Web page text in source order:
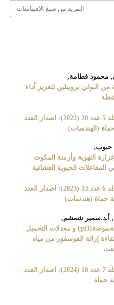
المزيد من صيغ الاقتباسات
محمود فطامة,
من البولي بروبيلين لتعزيز أداء
مجلة جامعة حماة2025: مجلد 5 عدد 20 (2022): اصدار العدد
(الهندسات)
حبوب,
التهوية وأزمنة المكوث
المفاعلات الحيوية الغشائية
مجلة جامعة حماة2025: مجلد 6 عدد 13 (2023): اصدار العدد
حماة (هندسات)
أ.د.سمير شمشم,
ال دراسة تأثير تغير درجة الحموضة(pH) و معدلات التحميل
إزالة الفوسفور من مياه
مجلة جامعة حماة2025: مجلد 7 عدد 18 (2024): اصدار العدد
حماة